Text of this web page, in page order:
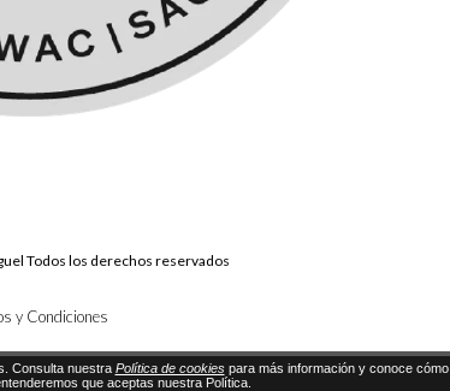
Todos los derechos reservados
y Condiciones
Consulta nuestra Política de cookiespara más información y conoce cómo
que aceptas nuestra Política.